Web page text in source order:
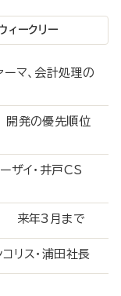
ィークリー
マ、会計処理の
開発の優先順位
ザイ・井戸CS
来年3月まで
ス・浦田社長